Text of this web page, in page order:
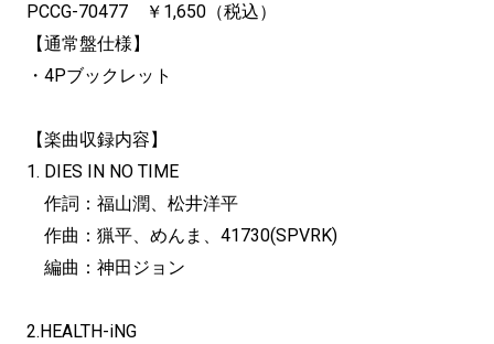
PCCG-70477 ￥1,650（税込）
【通常盤仕様】
・4Pブックレット
【楽曲収録内容】
1. DIES IN NO TIME
作詞：福山潤、松井洋平
作曲：猟平、めんま、41730(SPVRK)
編曲：神田ジョン
2.HEALTH-iNG